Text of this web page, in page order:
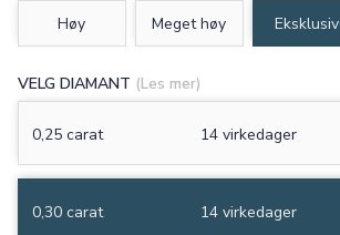
Høy
Meget høy Eksklusiv
VELG DIAMANT (Les mer)
0,25 carat 14 virkedager
0,30 carat
14 virkedager